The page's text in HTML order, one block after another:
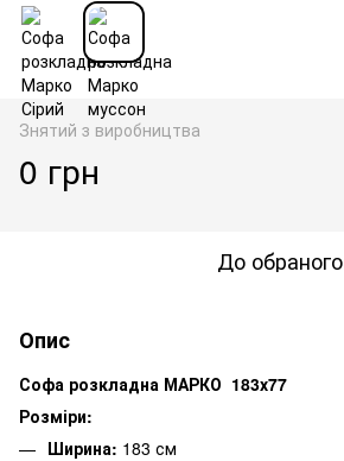
Знятий з виробництва
0 грн
До обраного
Опис
Софа розкладна МАРКО 183х77
Розміри:
Ширина: 183 см